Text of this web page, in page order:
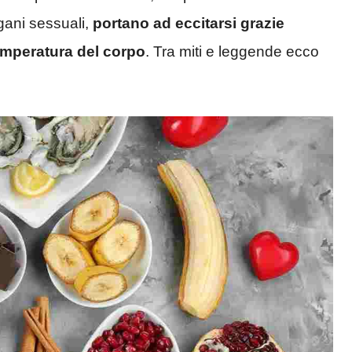
sessuali, portano ad eccitarsi grazie
del corpo. Tra miti e leggende ecco